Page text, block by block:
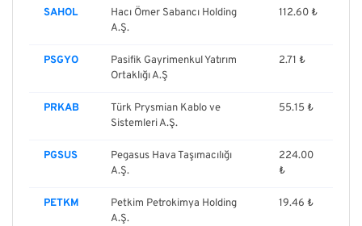
SAHOL
Hacı Ömer Sabancı Holding
A.Ş.
112.60 ₺
PSGYO
Pasifik Gayrimenkul Yatırım
Ortaklığı A.Ş
2.71 ₺
PRKAB
Türk Prysmian Kablo ve
Sistemleri A.Ş.
55.15 ₺
PGSUS
Pegasus Hava Taşımacılığı
A.Ş.
224.00
₺
PETKM
Petkim Petrokimya Holding
A.Ş.
19.46 ₺